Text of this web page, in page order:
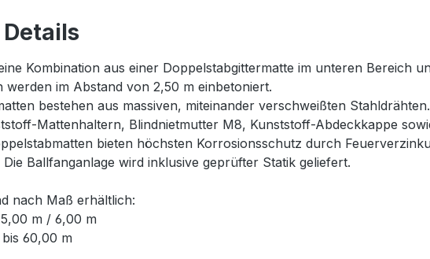
Kombination aus einer Doppelstabgittermatte im unteren Bereich
werden im Abstand von 2,50 m einbetoniert.
bestehen aus massiven, miteinander verschweißten
Mattenhaltern, Blindnietmutter M8, Kunststoff-Abdeckkappe
bieten höchsten Korrosionsschutz durch
Ballfanganlage wird inklusive geprüfter Statik geliefert.
nach Maß erhältlich:
m / 6,00 m
60,00 m